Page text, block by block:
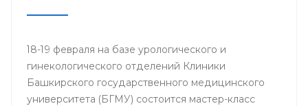
18-19 февраля на базе урологического и
гинекологического отделений Клиники
Башкирского государственного медицинского
университета (БГМУ) состоится мастер-класс